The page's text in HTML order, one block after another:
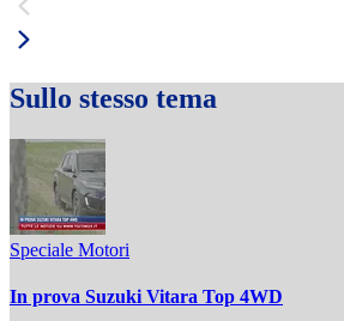
Sullo stesso tema
Speciale Motori
In prova Suzuki Vitara Top 4WD